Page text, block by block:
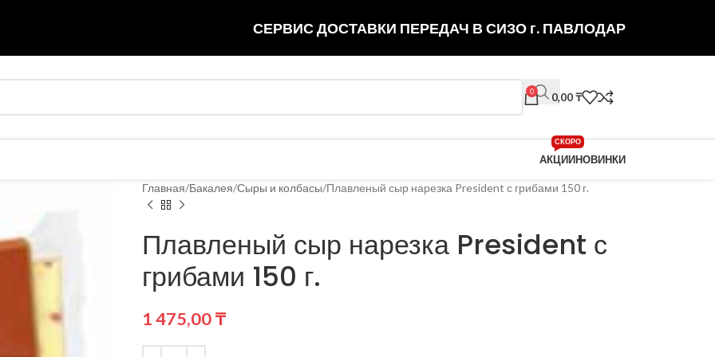
СЕРВИС ДОСТАВКИ ПЕРЕДАЧ В СИЗО г. ПАВЛОДАР
0 0,00₸
АКЦИИ
СКОРО
НОВИНКИ
Главная Бакалея Сыры и колбасы Плавленый сыр нарезка President с грибами 150 г.
Плавленый сыр нарезка President с
грибами 150 г.
1 475,00₸